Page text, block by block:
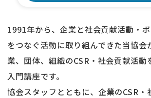
1991年から、企業と社会貢献活動・
をつなぐ活動に取り組んできた当協会
業、団体、組織のCSR・社会貢献活動
入門講座です。
協会スタッフとともに、企業のCSR・